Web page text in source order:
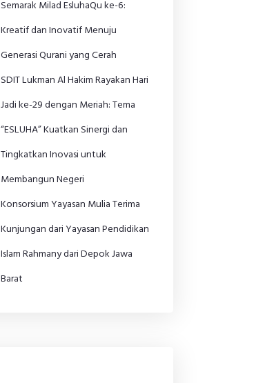
Semarak Milad EsluhaQu ke-6:
Kreatif dan Inovatif Menuju
Generasi Qurani yang Cerah
SDIT Lukman Al Hakim Rayakan Hari
Jadi ke-29 dengan Meriah: Tema
“ESLUHA” Kuatkan Sinergi dan
Tingkatkan Inovasi untuk
Membangun Negeri
Konsorsium Yayasan Mulia Terima
Kunjungan dari Yayasan Pendidikan
Islam Rahmany dari Depok Jawa
Barat